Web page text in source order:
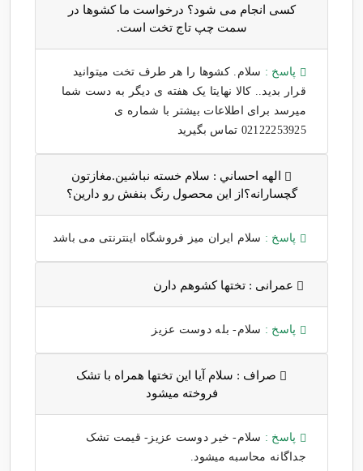
کسی انجام می شود؟ درخواست ما کشوها در
سمت چپ تاج تخت است.
پاسخ : سلام. کشوها را هر طرف تخت میتوانید
قرار بدید.. کالا نهایتا یک هفته ی دیگر به دست شما
میرسد برای اطلاعات بیشتر با شماره ی
02122253925 تماس بگیرید
الهه احساني : سلام خسته نباشین.مغازتون
گچسارانه؟از این محصول رنگ بنفش رو دارین؟
پاسخ : سلام ایران میز فروشگاه اینترنتی می باشد
عمرانی : تختها کشوهم دارن
پاسخ : سلام- بله دوست عزیز
صراف : سلام آیا این تختها همراه با تشک
فروخته میشود
پاسخ : سلام- خیر دوست عزیز- قیمت تشک
جداگانه محاسبه میشود.